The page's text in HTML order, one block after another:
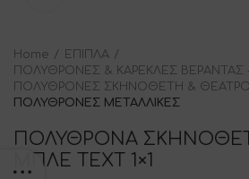
Home
ΕΠΙΠΛΑ
ΠΟΛΥΘΡΟΝΕΣ & ΚΑΡΕΚΛΕΣ ΒΕΡΑΝΤΑΣ
ΠΟΛΥΘΡΟΝΕΣ ΣΚΗΝΟΘΕΤΗ &
ΠΟΛΥΘΡΟΝΕΣ ΜΕΤΑΛΛΙΚΕΣ
ΠΟΛΥΘΡΟΝΑ
ΜΠΛΕ ΤΕΧΤ 1×1